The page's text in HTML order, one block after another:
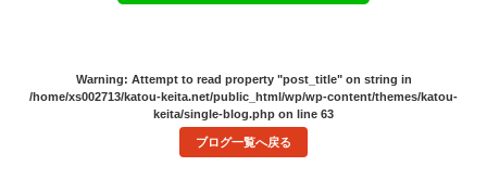
Warning: Attempt to read property "post_title" on string in
/home/xs002713/katou-keita.net/public_html/wp/wp-content/themes/katou-
keita/single-blog.php on line 63
ブログ一覧へ戻る